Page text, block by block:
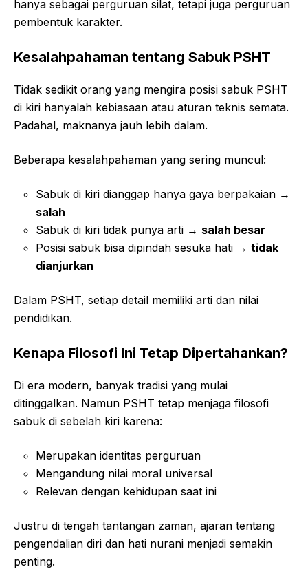
hanya sebagai perguruan silat, tetapi juga perguruan
pembentuk karakter.
Kesalahpahaman tentang Sabuk PSHT
Tidak sedikit orang yang mengira posisi sabuk PSHT
di kiri hanyalah kebiasaan atau aturan teknis semata.
Padahal, maknanya jauh lebih dalam.
Beberapa kesalahpahaman yang sering muncul:
Sabuk di kiri dianggap hanya gaya berpakaian →
salah
Sabuk di kiri tidak punya arti → salah besar
Posisi sabuk bisa dipindah sesuka hati → tidak
dianjurkan
Dalam PSHT, setiap detail memiliki arti dan nilai
pendidikan.
Kenapa Filosofi Ini Tetap Dipertahankan?
Di era modern, banyak tradisi yang mulai
ditinggalkan. Namun PSHT tetap menjaga filosofi
sabuk di sebelah kiri karena:
Merupakan identitas perguruan
Mengandung nilai moral universal
Relevan dengan kehidupan saat ini
Justru di tengah tantangan zaman, ajaran tentang
pengendalian diri dan hati nurani menjadi semakin
penting.